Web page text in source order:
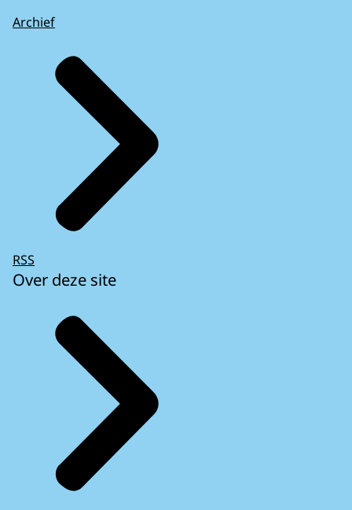
Archief
RSS
Over deze site